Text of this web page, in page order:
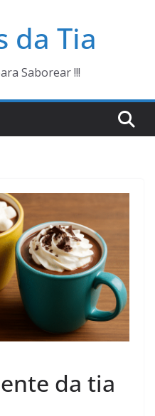
da Tia
Saborear !!!
da tia